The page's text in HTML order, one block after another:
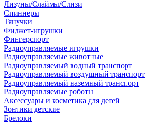
Лизуны/Слаймы/Слизи
Спиннеры
Тянучки
Фиджет-игрушки
Фингерспорт
Радиоуправляемые игрушки
Радиоуправляемые животные
Радиоуправляемый водный транспорт
Радиоуправляемый воздушный транспорт
Радиоуправляемый наземный транспорт
Радиоуправляемые роботы
Аксессуары и косметика для детей
Зонтики детские
Брелоки